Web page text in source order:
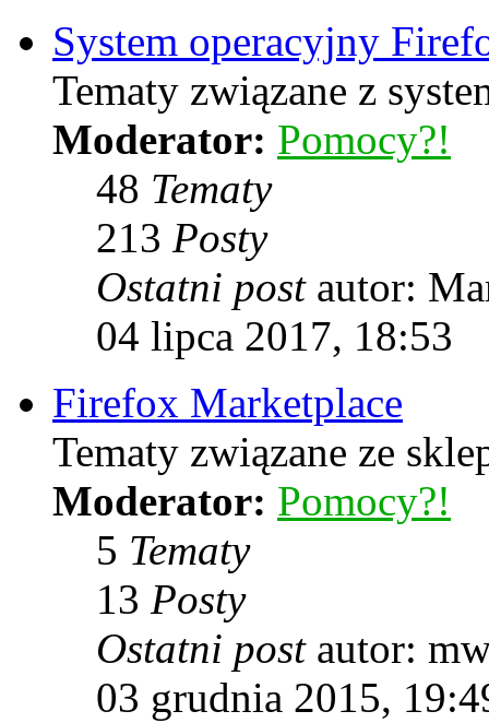
System operacyjny
Tematy związane z
Moderator: Pomocy?!
48 Tematy
213 Posty
Ostatni postautor:
04 lipca 2017, 18:53
Firefox Marketplace
Tematy związane ze
Moderator: Pomocy?!
5 Tematy
13 Posty
Ostatni postautor:
03 grudnia 2015,